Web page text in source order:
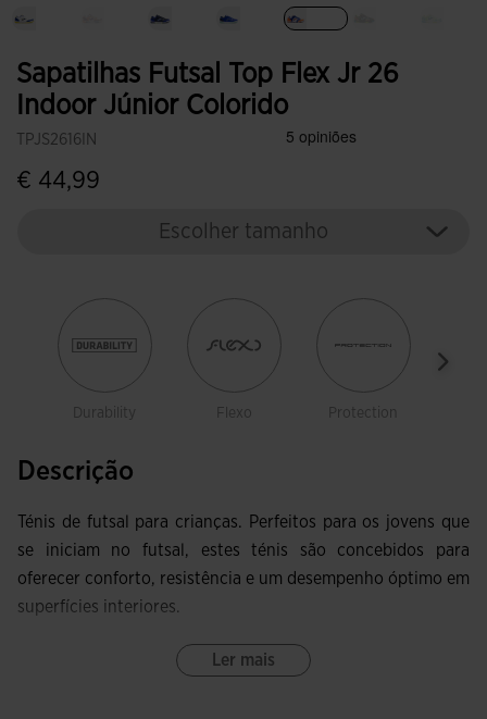
Sapatilhas Futsal Top Flex Jr 26
Indoor Júnior Colorido
TPJS2616IN
€ 44,99
Escolher tamanho
Durability Flexo Protection
Descrição
Ténis de futsal para crianças. Perfeitos para os jovens que
se iniciam no futsal, estes ténis são concebidos para
oferecer conforto, resistência e um desempenho óptimo em
superfícies interiores.
O cabedal Fibertech combina leveza e durabilidade,
Ler mais